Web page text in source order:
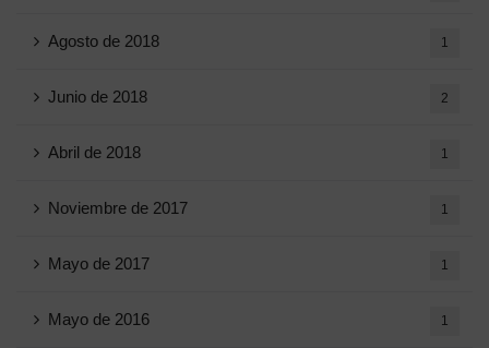
Agosto de 2018 1
Junio ​​de 2018 2
Abril de 2018 1
Noviembre de 2017 1
Mayo de 2017 1
Mayo de 2016 1